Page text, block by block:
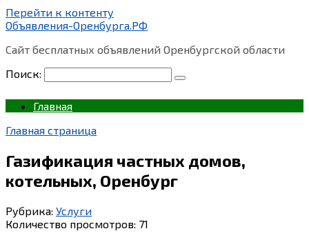
Перейти к контенту
Объявления-Оренбурга.РФ
Сайт бесплатных объявлений Оренбургской области
Поиск:
Главная
Главная страница
Газификация частных домов,
котельных, Оренбург
Рубрика: Услуги
Количество просмотров: 71